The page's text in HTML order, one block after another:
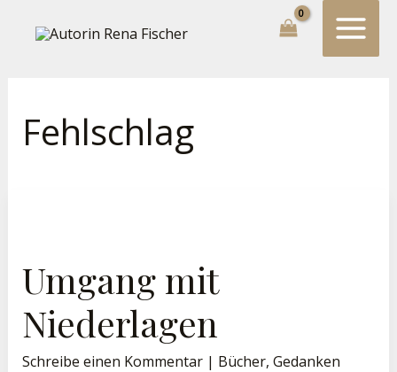
Inhalt
Fehlschlag
Umgang mit
Niederlagen
Schreibe einen Kommentar | Bücher, Gedanken